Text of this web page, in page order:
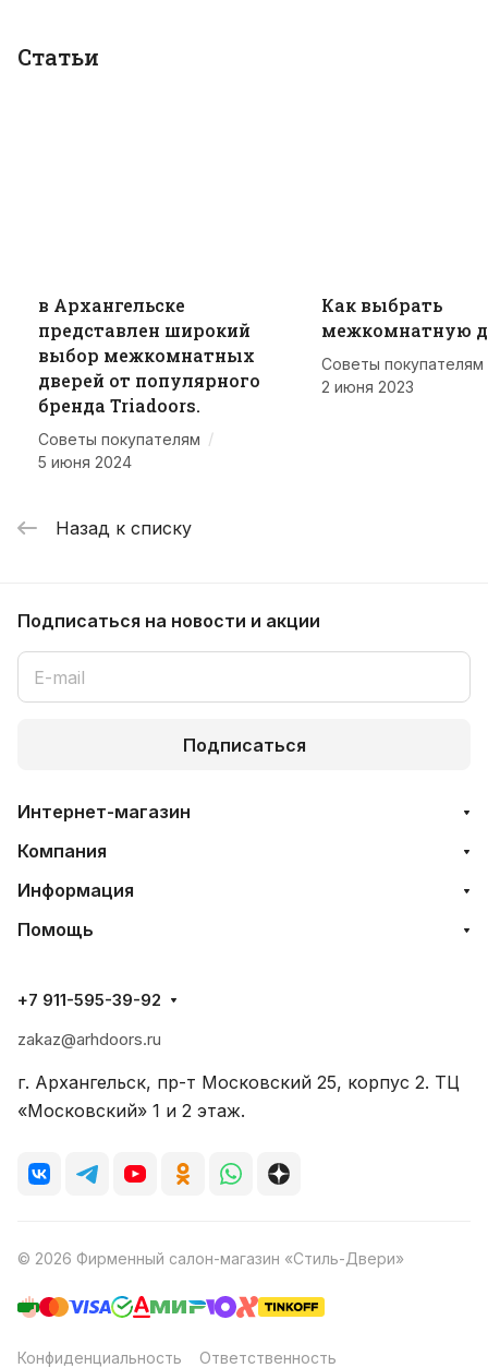
Статьи
в Архангельске
представлен широкий
выбор межкомнатных
дверей от популярного
бренда Triadoors.
Советы покупателям /
5 июня 2024
Как выбрать
межкомнатную
Советы покупателям
2 июня 2023
Назад к списку
Подписаться на новости и акции
Подписаться
Интернет-магазин
Компания
Информация
Помощь
+7 911-595-39-92
zakaz@arhdoors.ru
г. Архангельск, пр-т Московский 25, корпус 2. ТЦ
«Московский» 1 и 2 этаж.
© 2026 Фирменный салон-магазин «Стиль-Двери»
Конфиденциальность Ответственность